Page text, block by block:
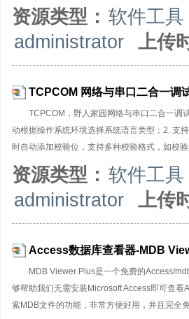
SCOMM通信调试助手是绿色软件，无需安装
信调试助手（使用不同的通信端口）。典型应
可自由设置串口号、波特率、校验位、数据位
资源类型： 软件工具
administrator
上传
TCPCOM 网络与串口二合一调
TCPCOM，野人家园网络与串口二合一调
动根据操作系统环境选择系统语言类型；2. 支
时自动添加校验位，支持多种校验格式，如校
析成对应的ASCII码进行发送。5. 支持AT指令
件,并支持数据文件和日志文件两种选项；7.
式；9. 支持任意间隔发送，循环发送；10.可
资源类型： 软件工具
administrator
上传
Access数据库查看器-MDB
MDB Viewer Plus是一个免费的Access/
够帮助我们无需安装Microsoft Access即可查
索MDB文件的功能，非常方便好用，并且完全